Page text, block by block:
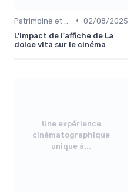
• 02/08/2025
L'impact de l'affiche de La
dolce vita sur le cinéma
Une expérience
cinématographique
unique à...